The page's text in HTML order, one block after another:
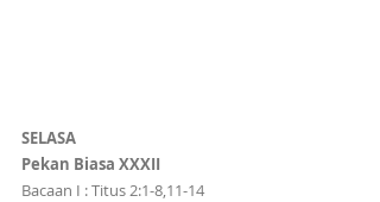
SELASA
Pekan Biasa XXXII
Bacaan I : Titus 2:1-8,11-14